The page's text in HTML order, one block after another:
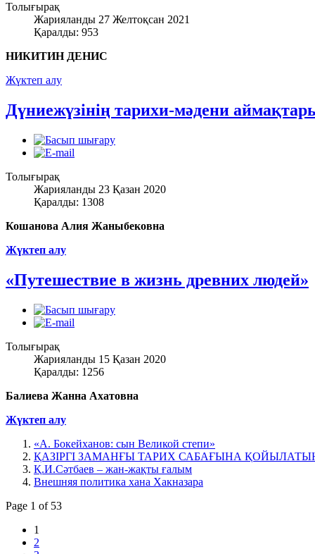
Толығырақ
Жарияланды 27 Желтоқсан 2021
Қаралды: 953
НИКИТИН ДЕНИС
Жүктеп алу
Дүниежүзінің тарихи-мәдени
Толығырақ
Жарияланды 23 Қазан 2020
Қаралды: 1308
Кошанова Алия Жаныбековна
Жүктеп алу
«Путешествие в жизнь древних людей»
Толығырақ
Жарияланды 15 Қазан 2020
Қаралды: 1256
Балиева Жанна Ахатовна
Жүктеп алу
«А. Бокейханов: сын Великой степи»
ҚАЗІРГІ ЗАМАНҒЫ ТАРИХ САБАҒЫНА
Қ.И.Сәтбаев – жан-жақты ғалым
Внешняя политика хана Хакназара
Page 1 of 53
1
2